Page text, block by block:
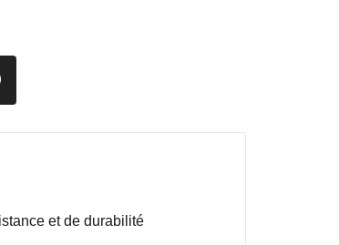
et de durabilité